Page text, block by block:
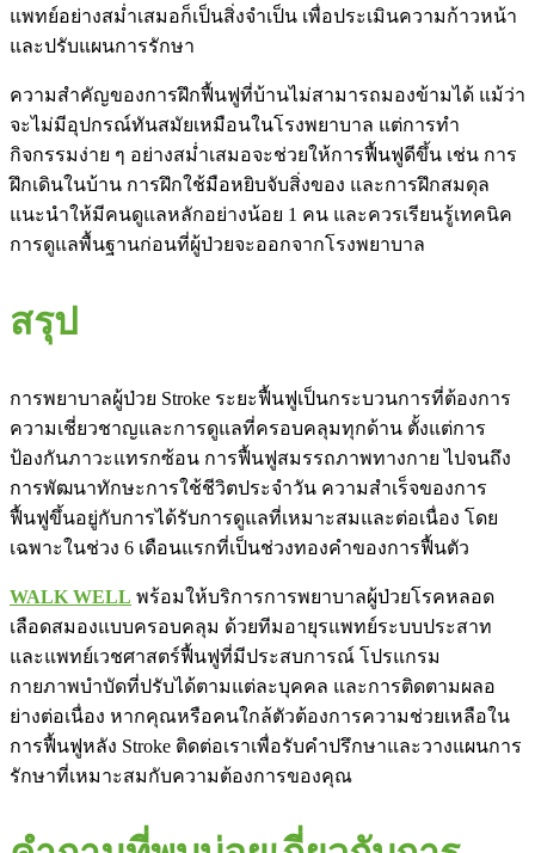
แพทย์อย่างสม่ำเสมอก็เป็นสิ่งจำเป็น เพื่อประเมินความก้าวหน้า
และปรับแผนการรักษา
ความสำคัญของการฝึกฟื้นฟูที่บ้านไม่สามารถมองข้ามได้ แม้ว่า
จะไม่มีอุปกรณ์ทันสมัยเหมือนในโรงพยาบาล แต่การทำ
กิจกรรมง่าย ๆ อย่างสม่ำเสมอจะช่วยให้การฟื้นฟูดีขึ้น เช่น การ
ฝึกเดินในบ้าน การฝึกใช้มือหยิบจับสิ่งของ และการฝึกสมดุล
แนะนำให้มีคนดูแลหลักอย่างน้อย 1 คน และควรเรียนรู้เทคนิค
การดูแลพื้นฐานก่อนที่ผู้ป่วยจะออกจากโรงพยาบาล
สรุป
การพยาบาลผู้ป่วย Stroke ระยะฟื้นฟูเป็นกระบวนการที่ต้องการ
ความเชี่ยวชาญและการดูแลที่ครอบคลุมทุกด้าน ตั้งแต่การ
ป้องกันภาวะแทรกซ้อน การฟื้นฟูสมรรถภาพทางกาย ไปจนถึง
การพัฒนาทักษะการใช้ชีวิตประจำวัน ความสำเร็จของการ
ฟื้นฟูขึ้นอยู่กับการได้รับการดูแลที่เหมาะสมและต่อเนื่อง โดย
เฉพาะในช่วง 6 เดือนแรกที่เป็นช่วงทองคำของการฟื้นตัว
WALK WELL พร้อมให้บริการการพยาบาลผู้ป่วยโรคหลอด
เลือดสมองแบบครอบคลุม ด้วยทีมอายุรแพทย์ระบบประสาท
และแพทย์เวชศาสตร์ฟื้นฟูที่มีประสบการณ์ โปรแกรม
กายภาพบำบัดที่ปรับได้ตามแต่ละบุคคล และการติดตามผลอ
ย่างต่อเนื่อง หากคุณหรือคนใกล้ตัวต้องการความช่วยเหลือใน
การฟื้นฟูหลัง Stroke ติดต่อเราเพื่อรับคำปรึกษาและวางแผนการ
รักษาที่เหมาะสมกับความต้องการของคุณ